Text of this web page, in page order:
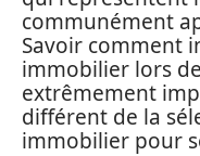
communément
Savoir comment
immobilier lors
extrêmement
différent de la
immobilier pour